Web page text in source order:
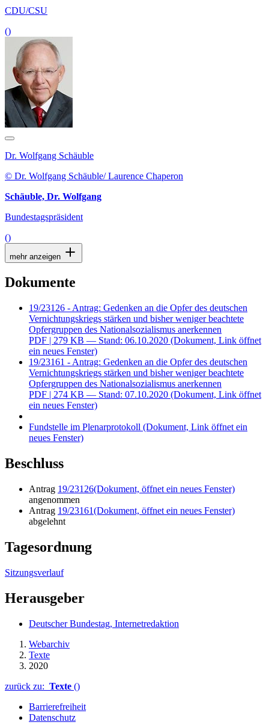
CDU/CSU
()
Dr. Wolfgang Schäuble
© Dr. Wolfgang Schäuble/ Laurence Chaperon
Schäuble, Dr. Wolfgang
Bundestagspräsident
()
mehr anzeigen
Dokumente
19/23126 - Antrag: Gedenken an die Opfer des deutschen
Vernichtungskriegs stärken und bisher weniger beachtete
Opfergruppen des Nationalsozialismus anerkennen
PDF | 279 KB — Stand: 06.10.2020 (Dokument, Link öffnet
ein neues Fenster)
19/23161 - Antrag: Gedenken an die Opfer des deutschen
Vernichtungskriegs stärken und bisher weniger beachtete
Opfergruppen des Nationalsozialismus anerkennen
PDF | 274 KB — Stand: 07.10.2020 (Dokument, Link öffnet
ein neues Fenster)
Fundstelle im Plenarprotokoll (Dokument, Link öffnet ein
neues Fenster)
Beschluss
Antrag 19/23126(Dokument, öffnet ein neues Fenster)
angenommen
Antrag 19/23161(Dokument, öffnet ein neues Fenster)
abgelehnt
Tagesordnung
Sitzungsverlauf
Herausgeber
Deutscher Bundestag, Internetredaktion
Webarchiv
Texte
2020
zurück zu: Texte ()
Barrierefreiheit
Datenschutz